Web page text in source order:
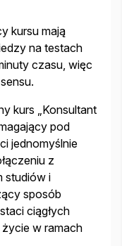
kursu mają
na testach
czasu, więc
kurs „Konsultant
pod
jednomyślnie
z
studiów i
sposób
ciągłych
w ramach